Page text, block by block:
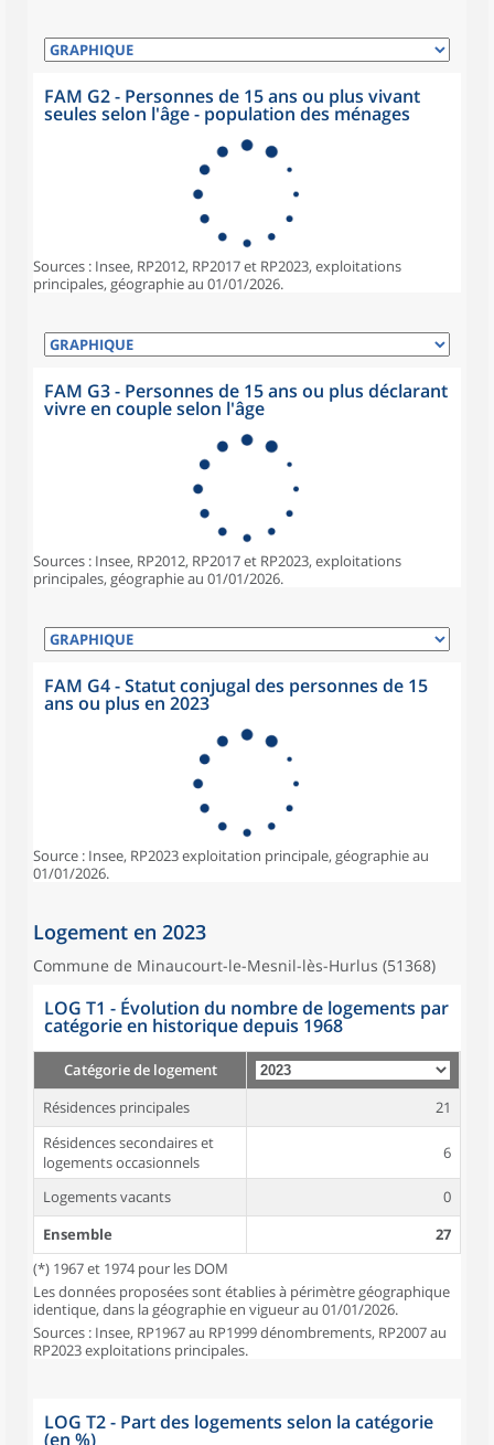
FAM G2 - Personnes de 15 ans ou plus vivant
seules selon l'âge - population des ménages
Sources : Insee, RP2012, RP2017 et RP2023, exploitations
principales, géographie au 01/01/2026.
FAM G3 - Personnes de 15 ans ou plus déclarant
vivre en couple selon l'âge
Sources : Insee, RP2012, RP2017 et RP2023, exploitations
principales, géographie au 01/01/2026.
FAM G4 - Statut conjugal des personnes de 15
ans ou plus en 2023
Source : Insee, RP2023 exploitation principale, géographie au
01/01/2026.
Logement en 2023
Commune de Minaucourt-le-Mesnil-lès-Hurlus (51368)
LOG T1 - Évolution du nombre de logements par
catégorie en historique depuis 1968
Catégorie de logement
Résidences principales
21
Résidences secondaires et
logements occasionnels
6
Logements vacants
0
Ensemble
27
(*) 1967 et 1974 pour les DOM
Les données proposées sont établies à périmètre géographique
identique, dans la géographie en vigueur au 01/01/2026.
Sources : Insee, RP1967 au RP1999 dénombrements, RP2007 au
RP2023 exploitations principales.
LOG T2 - Part des logements selon la catégorie
(en %)